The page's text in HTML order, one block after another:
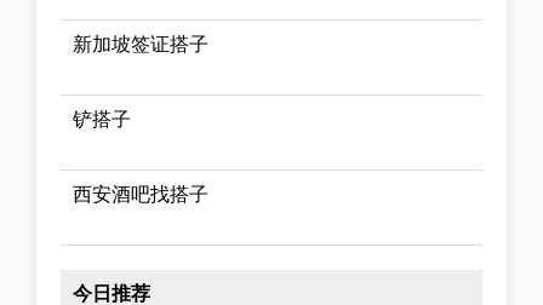
新加坡签证搭子
铲搭子
西安酒吧找搭子
今日推荐